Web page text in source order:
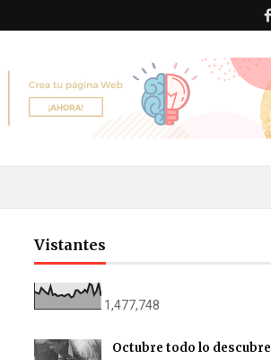
Vistantes
1,477,748
Octubre todo lo descubre